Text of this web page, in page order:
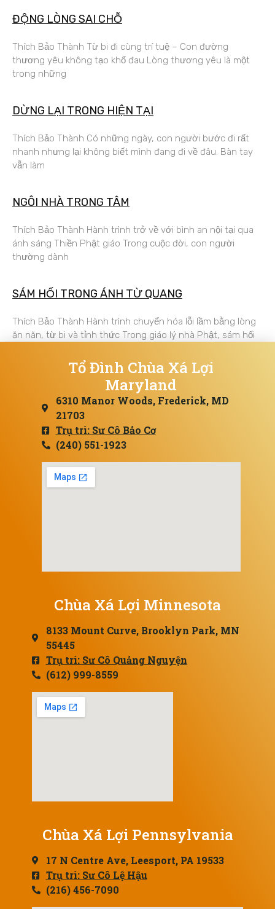
ĐỘNG LÒNG SAI CHỖ
Thích Bảo Thành Từ bi đi cùng trí tuệ – Con đường
thương yêu không tạo khổ đau Lòng thương yêu là một
trong những
DỪNG LẠI TRONG HIỆN TẠI
Thích Bảo Thành Có những ngày, con người bước đi rất
nhanh nhưng lại không biết mình đang đi về đâu. Bàn tay
vẫn làm
NGÔI NHÀ TRONG TÂM
Thích Bảo Thành Hành trình trở về với bình an nội tại qua
ánh sáng Thiền Phật giáo Trong cuộc đời, con người
thường dành
SÁM HỐI TRONG ÁNH TỪ QUANG
Thích Bảo Thành Hành trình chuyển hóa lỗi lầm bằng lòng
ăn năn, từ bi và tỉnh thức Trong giáo lý nhà Phật, sám hối
Tổ Đình Chùa Xá Lợi
Maryland
6310 Manor Woods, Frederick, MD
21703
Trụ trì: Sư Cô Bảo Cơ
(240) 551-1923
Chùa Xá Lợi Minnesota
8133 Mount Curve, Brooklyn Park, MN
55445
Trụ trì: Sư Cô Quảng Nguyện
(612) 999-8559
Chùa Xá Lợi Pennsylvania
17 N Centre Ave, Leesport, PA 19533
Trụ trì: Sư Cô Lệ Hậu
(216) 456-7090